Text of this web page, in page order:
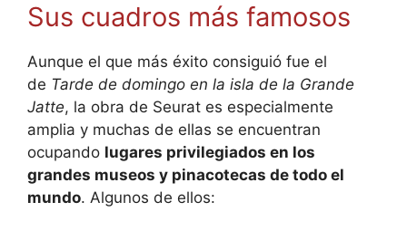
Sus cuadros más famosos
Aunque el que más éxito consiguió fue el
de Tarde de domingo en la isla de la Grande
Jatte, la obra de Seurat es especialmente
amplia y muchas de ellas se encuentran
ocupando lugares privilegiados en los
grandes museos y pinacotecas de todo el
mundo. Algunos de ellos: